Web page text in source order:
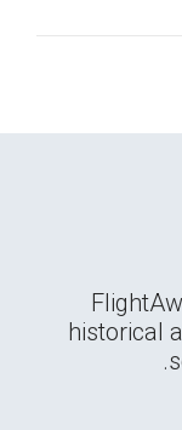
historical